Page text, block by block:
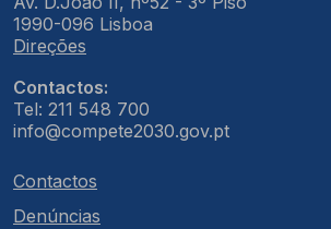
1990-096 Lisboa
Direções
Contactos:
Tel: 211 548 700
info@compete2030.gov.pt
Contactos
Denúncias